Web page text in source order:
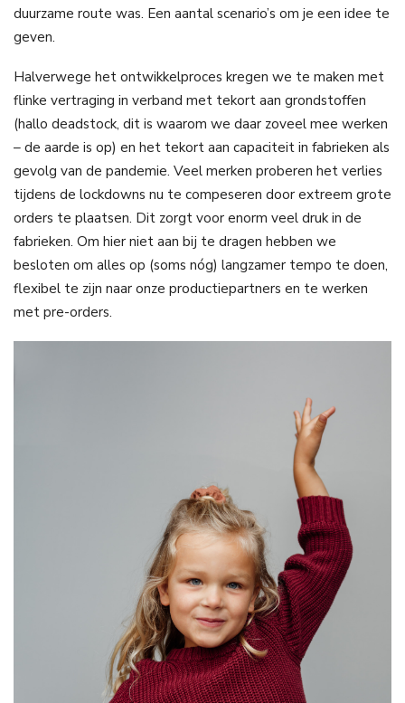
duurzame route was. Een aantal scenario’s om je een idee te
geven.
Halverwege het ontwikkelproces kregen we te maken met
flinke vertraging in verband met tekort aan grondstoffen
(hallo deadstock, dit is waarom we daar zoveel mee werken
– de aarde is op) en het tekort aan capaciteit in fabrieken als
gevolg van de pandemie. Veel merken proberen het verlies
tijdens de lockdowns nu te compeseren door extreem grote
orders te plaatsen. Dit zorgt voor enorm veel druk in de
fabrieken. Om hier niet aan bij te dragen hebben we
besloten om alles op (soms nóg) langzamer tempo te doen,
flexibel te zijn naar onze productiepartners en te werken
met pre-orders.